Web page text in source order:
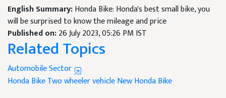
English Summary:Honda Bike: Honda's best small bike, you
will be surprised to know the mileage and price
Published on:26 July 2023, 05:26 PM IST
Related Topics
Automobile Sector
Honda BikeTwo wheeler vehicleNew Honda Bike